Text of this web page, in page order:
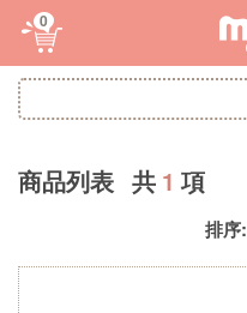
0
商品列表 共 1 項
排序: